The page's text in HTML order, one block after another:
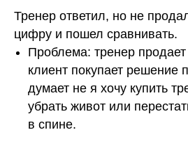
Тренер ответил, но не
цифру и пошел сравнивать.
Проблема: тренер продает
клиент покупает решение
думает не я хочу купить
убрать живот или
в спине.